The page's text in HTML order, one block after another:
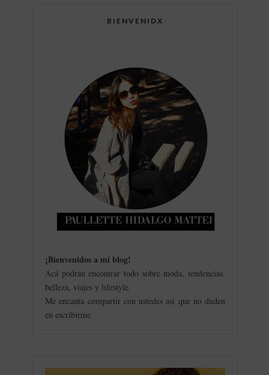
BIENVENIDX
¡Bienvenidos a mi blog!
Acá podrán encontrar todo sobre moda, tendencias,
belleza, viajes y lifestyle.
Me encanta compartir con ustedes así que no duden
en escribirme.